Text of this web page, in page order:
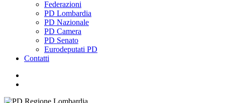
Federazioni
PD Lombardia
PD Nazionale
PD Camera
PD Senato
Eurodeputati PD
Contatti